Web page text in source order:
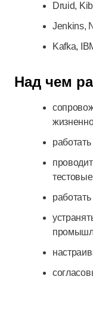
Druid,
Jenkins,
Kafka,
Над чем